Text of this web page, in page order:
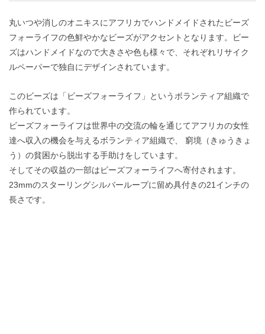
丸いつや消しのオニキスにアフリカでハンドメイドされたビーズ
フォーライフの色鮮やかなビーズがアクセントとなります。ビー
ズはハンドメイドなので大きさや色も様々で、それぞれリサイク
ルペーパーで独自にデザインされています。
このビーズは「ビーズフォーライフ」というボランティア組織で
作られています。
ビーズフォーライフは世界中の交流の輪を通じてアフリカの女性
達へ収入の機会を与えるボランティア組織で、 窮境（きゅうきょ
う）の貧困から脱出する手助けをしています。
そしてその収益の一部はビーズフォーライフへ寄付されます。
23mmのスターリングシルバーループに留め具付きの21インチの
長さです。